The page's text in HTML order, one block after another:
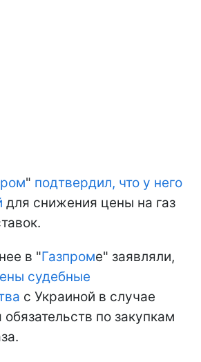
" подтвердил, что у него
для снижения цены на газ
в "Газпроме" заявляли,
судебные
с Украиной в случае
по закупкам